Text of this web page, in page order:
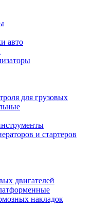
авто
для грузовых
и стартеров
двигателей
накладок